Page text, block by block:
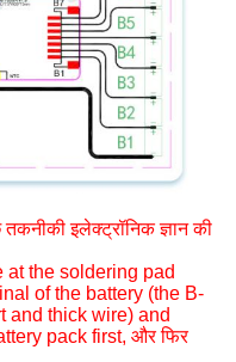
इलेक्ट्रॉनिक ज्ञान की
at the soldering pad
of the battery (the B-
and thick wire) and
pack first, और फिर